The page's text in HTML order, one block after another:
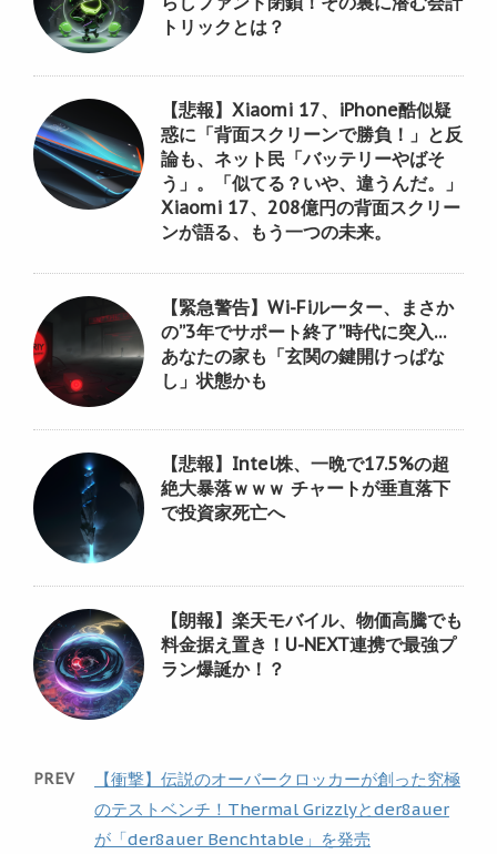
トリックとは？
【悲報】Xiaomi 17、iPhone酷似疑
惑に「背面スクリーンで勝負！」と反
論も、ネット民「バッテリーやばそ
う」。「似てる？いや、違うんだ。」
Xiaomi 17、208億円の背面スクリー
ンが語る、もう一つの未来。
【緊急警告】Wi-Fiルーター、まさか
の”3年でサポート終了”時代に突入…
あなたの家も「玄関の鍵開けっぱな
し」状態かも
【悲報】Intel株、一晩で17.5%の超
絶大暴落ｗｗｗ チャートが垂直落下
で投資家死亡へ
【朗報】楽天モバイル、物価高騰でも
料金据え置き！U-NEXT連携で最強プ
ラン爆誕か！？
PREV
【衝撃】伝説のオーバークロッカーが創った究極
のテストベンチ！Thermal Grizzlyとder8auer
が「der8auer Benchtable」を発売